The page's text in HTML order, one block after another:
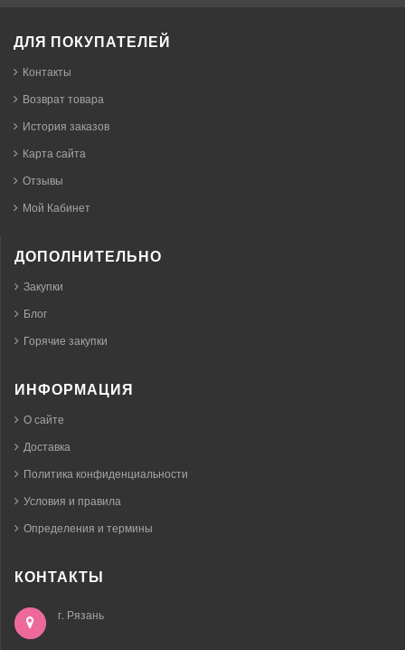
ДЛЯ ПОКУПАТЕЛЕЙ
Контакты
Возврат товара
История заказов
Карта сайта
Отзывы
Мой Кабинет
ДОПОЛНИТЕЛЬНО
Закупки
Блог
Горячие закупки
ИНФОРМАЦИЯ
О сайте
Доставка
Политика конфиденциальности
Условия и правила
Определения и термины
КОНТАКТЫ
г. Рязань